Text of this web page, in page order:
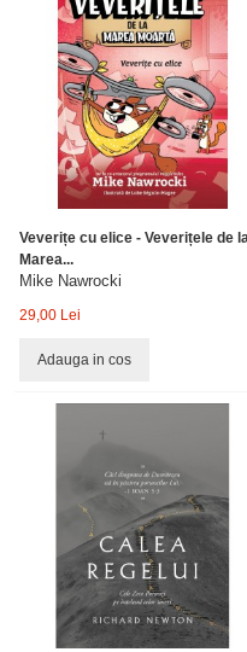
Veverițe cu elice - Veverițele de
Marea...
Mike Nawrocki
29,00 Lei
Adauga in cos